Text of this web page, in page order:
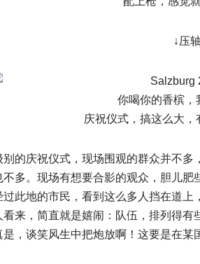
↓压
你喝你的香槟，
庆祝仪式，搞这么大
的庆祝仪式，现场围观的群众并不
多。现场有想要合影的观众，胆儿
此地的市民，看到这么多人挡在道
来，简直就是嬉闹：队伍，排列得
，谈笑风生中把炮放啊！这要是在某